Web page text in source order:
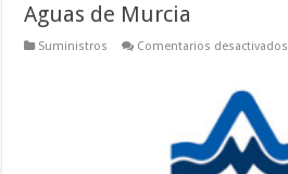
Aguas de Murcia
Suministros Comentarios desactivados